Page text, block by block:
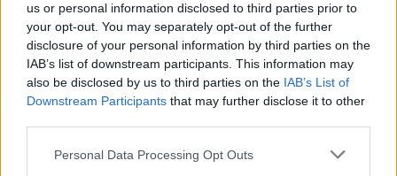
us or personal information disclosed to third parties prior to
your opt-out. You may separately opt-out of the further
disclosure of your personal information by third parties on the
IAB’s list of downstream participants. This information may
also be disclosed by us to third parties on the IAB’s List of
Downstream Participants that may further disclose it to other
Please note that this website/app uses one or more Google
Personal Data Processing Opt Outs
Αθλητισμός 24.05.2019 21:07
Ο Γιάννης Αναστασίου ανακοινώθηκε
από τον Ατρόμητο για ένα χρόνο
Ο έμπειρος προπονητής επιστρέφει στη
Superleague